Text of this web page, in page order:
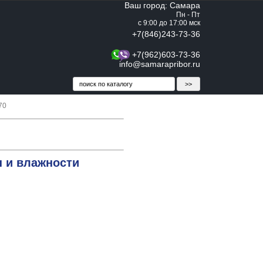
Ваш город: Самара
Пн - Пт
с 9:00 до 17:00 мск
+7(846)243-73-36
+7(962)603-73-36
info@samarapribor.ru
и влажности